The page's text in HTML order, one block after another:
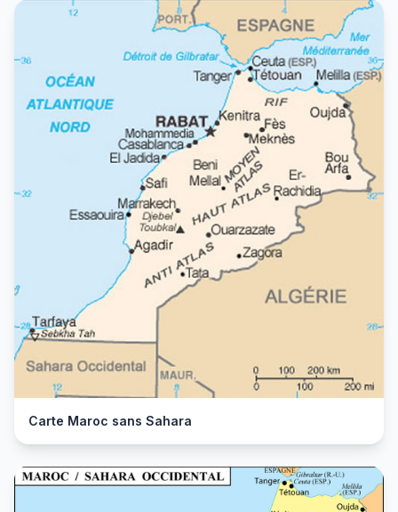
Carte Maroc sans Sahara